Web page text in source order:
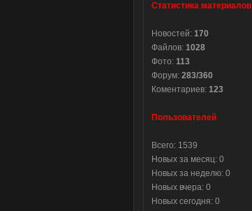
Статистика материалов
Новостей: 170
Файлов: 1028
Фото: 113
Форум: 283/360
Коментариев: 123
Пользователей
Всего: 1539
Новых за месяц: 0
Новых за неделю: 0
Новых вчера: 0
Новых сегодня: 0